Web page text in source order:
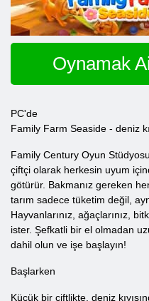
Oynamak
PC'de
Family Farm Seaside - deniz
Family Century Oyun
çiftçi olarak herkesin uyum
götürür. Bakmanız gereken
tarım sadece tüketim değil,
Hayvanlarınız, ağaçlarınız,
ister. Şefkatli bir el olmadan
dahil olun ve işe başlayın!
Başlarken
Küçük bir çiftlikte, deniz